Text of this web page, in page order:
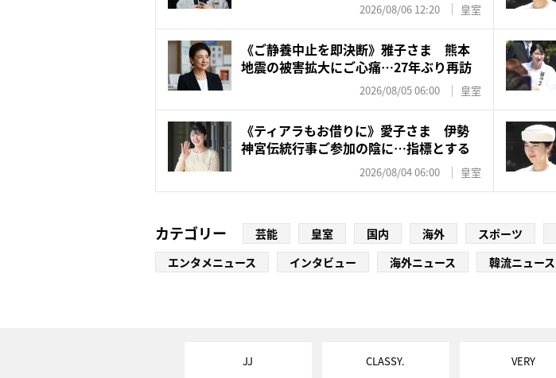
2026/08/06 12:20 皇室
《ご静養中止を即決断》雅子さま 熊本
地震の被害拡大にご心痛…27年ぶり再訪
2026/08/05 06:00 皇室
《ティアラもお借りに》愛子さま 伊勢
神宮伝統行事ご参加の陰に…指標とする
2026/08/04 06:00 皇室
カテゴリー 芸能 皇室 国内 海外 スポーツ
エンタメニュース
インタビュー 海外ニュース 韓流ニュース
JJ CLASSY. VERY